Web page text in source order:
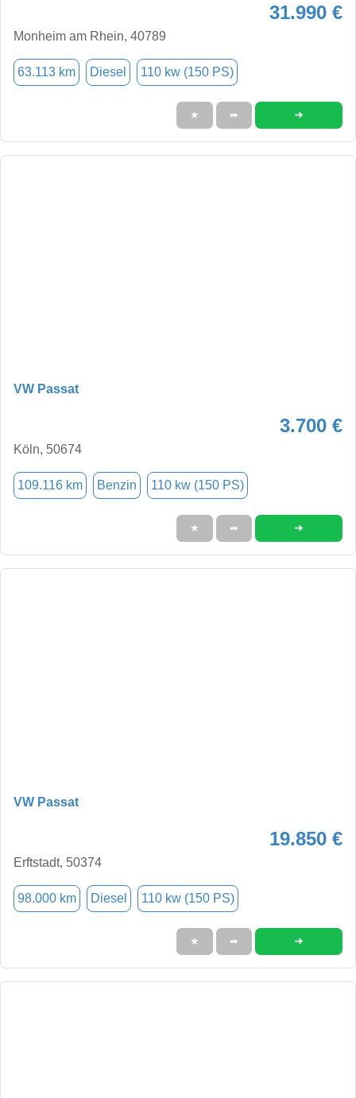
31.990 €
Monheim am Rhein, 40789
63.113 km Diesel 110 kw (150 PS)
★ ➦ ➜
VW Passat
3.700 €
Köln, 50674
109.116 km Benzin 110 kw (150 PS)
★ ➦ ➜
VW Passat
19.850 €
Erftstadt, 50374
98.000 km Diesel 110 kw (150 PS)
★ ➦ ➜